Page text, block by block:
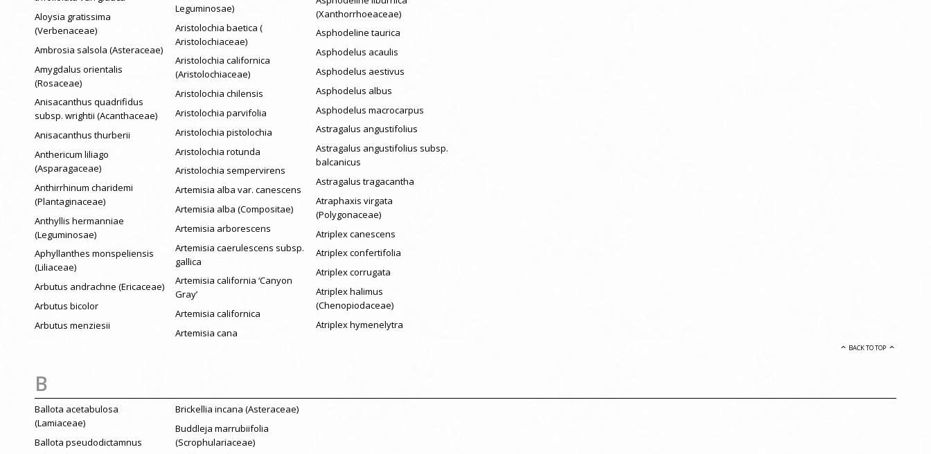
Aloysia gratissima
(Verbenaceae)
Ambrosia salsola (Asteraceae)
Amygdalus orientalis
(Rosaceae)
Anisacanthus quadrifidus
subsp. wrightii (Acanthaceae)
Anisacanthus thurberii
Anthericum liliago
(Asparagaceae)
Anthirrhinum charidemi
(Plantaginaceae)
Anthyllis hermanniae
(Leguminosae)
Aphyllanthes monspeliensis
(Liliaceae)
Arbutus andrachne (Ericaceae)
Arbutus bicolor
Arbutus menziesii
Leguminosae)
Aristolochia baetica (
Aristolochiaceae)
Aristolochia californica
(Aristolochiaceae)
Aristolochia chilensis
Aristolochia parvifolia
Aristolochia pistolochia
Aristolochia rotunda
Aristolochia sempervirens
Artemisia alba var. canescens
Artemisia alba (Compositae)
Artemisia arborescens
Artemisia caerulescens subsp.
gallica
Artemisia california ‘Canyon
Gray’
Artemisia californica
Artemisia cana
(Xanthorrhoeaceae)
Asphodeline taurica
Asphodelus acaulis
Asphodelus aestivus
Asphodelus albus
Asphodelus macrocarpus
Astragalus angustifolius
Astragalus angustifolius subsp.
balcanicus
Astragalus tragacantha
Atraphaxis virgata
(Polygonaceae)
Atriplex canescens
Atriplex confertifolia
Atriplex corrugata
Atriplex halimus
(Chenopiodaceae)
Atriplex hymenelytra
BACK TO TOP
B
Ballota acetabulosa
(Lamiaceae)
Ballota pseudodictamnus
Brickellia incana (Asteraceae)
Buddleja marrubiifolia
(Scrophulariaceae)